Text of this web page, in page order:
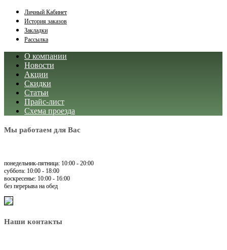
Личный Кабинет
История заказов
Закладки
Рассылка
О компании
Новости
Акции
Скидки
Статьи
Прайс-лист
Схема проезда
Мы работаем для Вас
понедельник-пятница: 10:00 - 20:00
суббота: 10:00 - 18:00
воскресенье: 10:00 - 16:00
без перерыва на обед
Наши контакты